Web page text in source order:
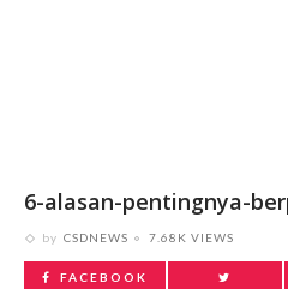
6-alasan-pentingnya-
by CSDNEWS 7.68K VIEWS
FACEBOOK